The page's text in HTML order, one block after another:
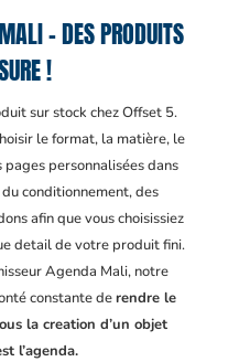
– DES PRODUITS
!
sur stock chez Offset 5.
le format, la matière, le
personnalisées dans
conditionnement, des
afin que vous choisissiez
detail de votre produit fini.
Agenda Mali, notre
constante derendre le
la creation d’un objet
l’agenda.